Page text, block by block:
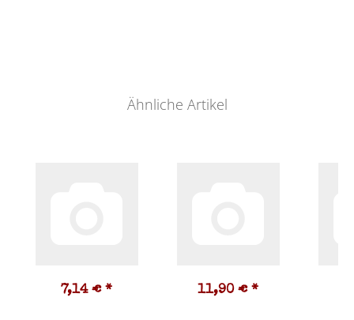
Ähnliche Artikel
7,14 € * 11,90 € *